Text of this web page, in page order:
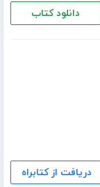
دانلود کتاب
دریافت از کتابراه